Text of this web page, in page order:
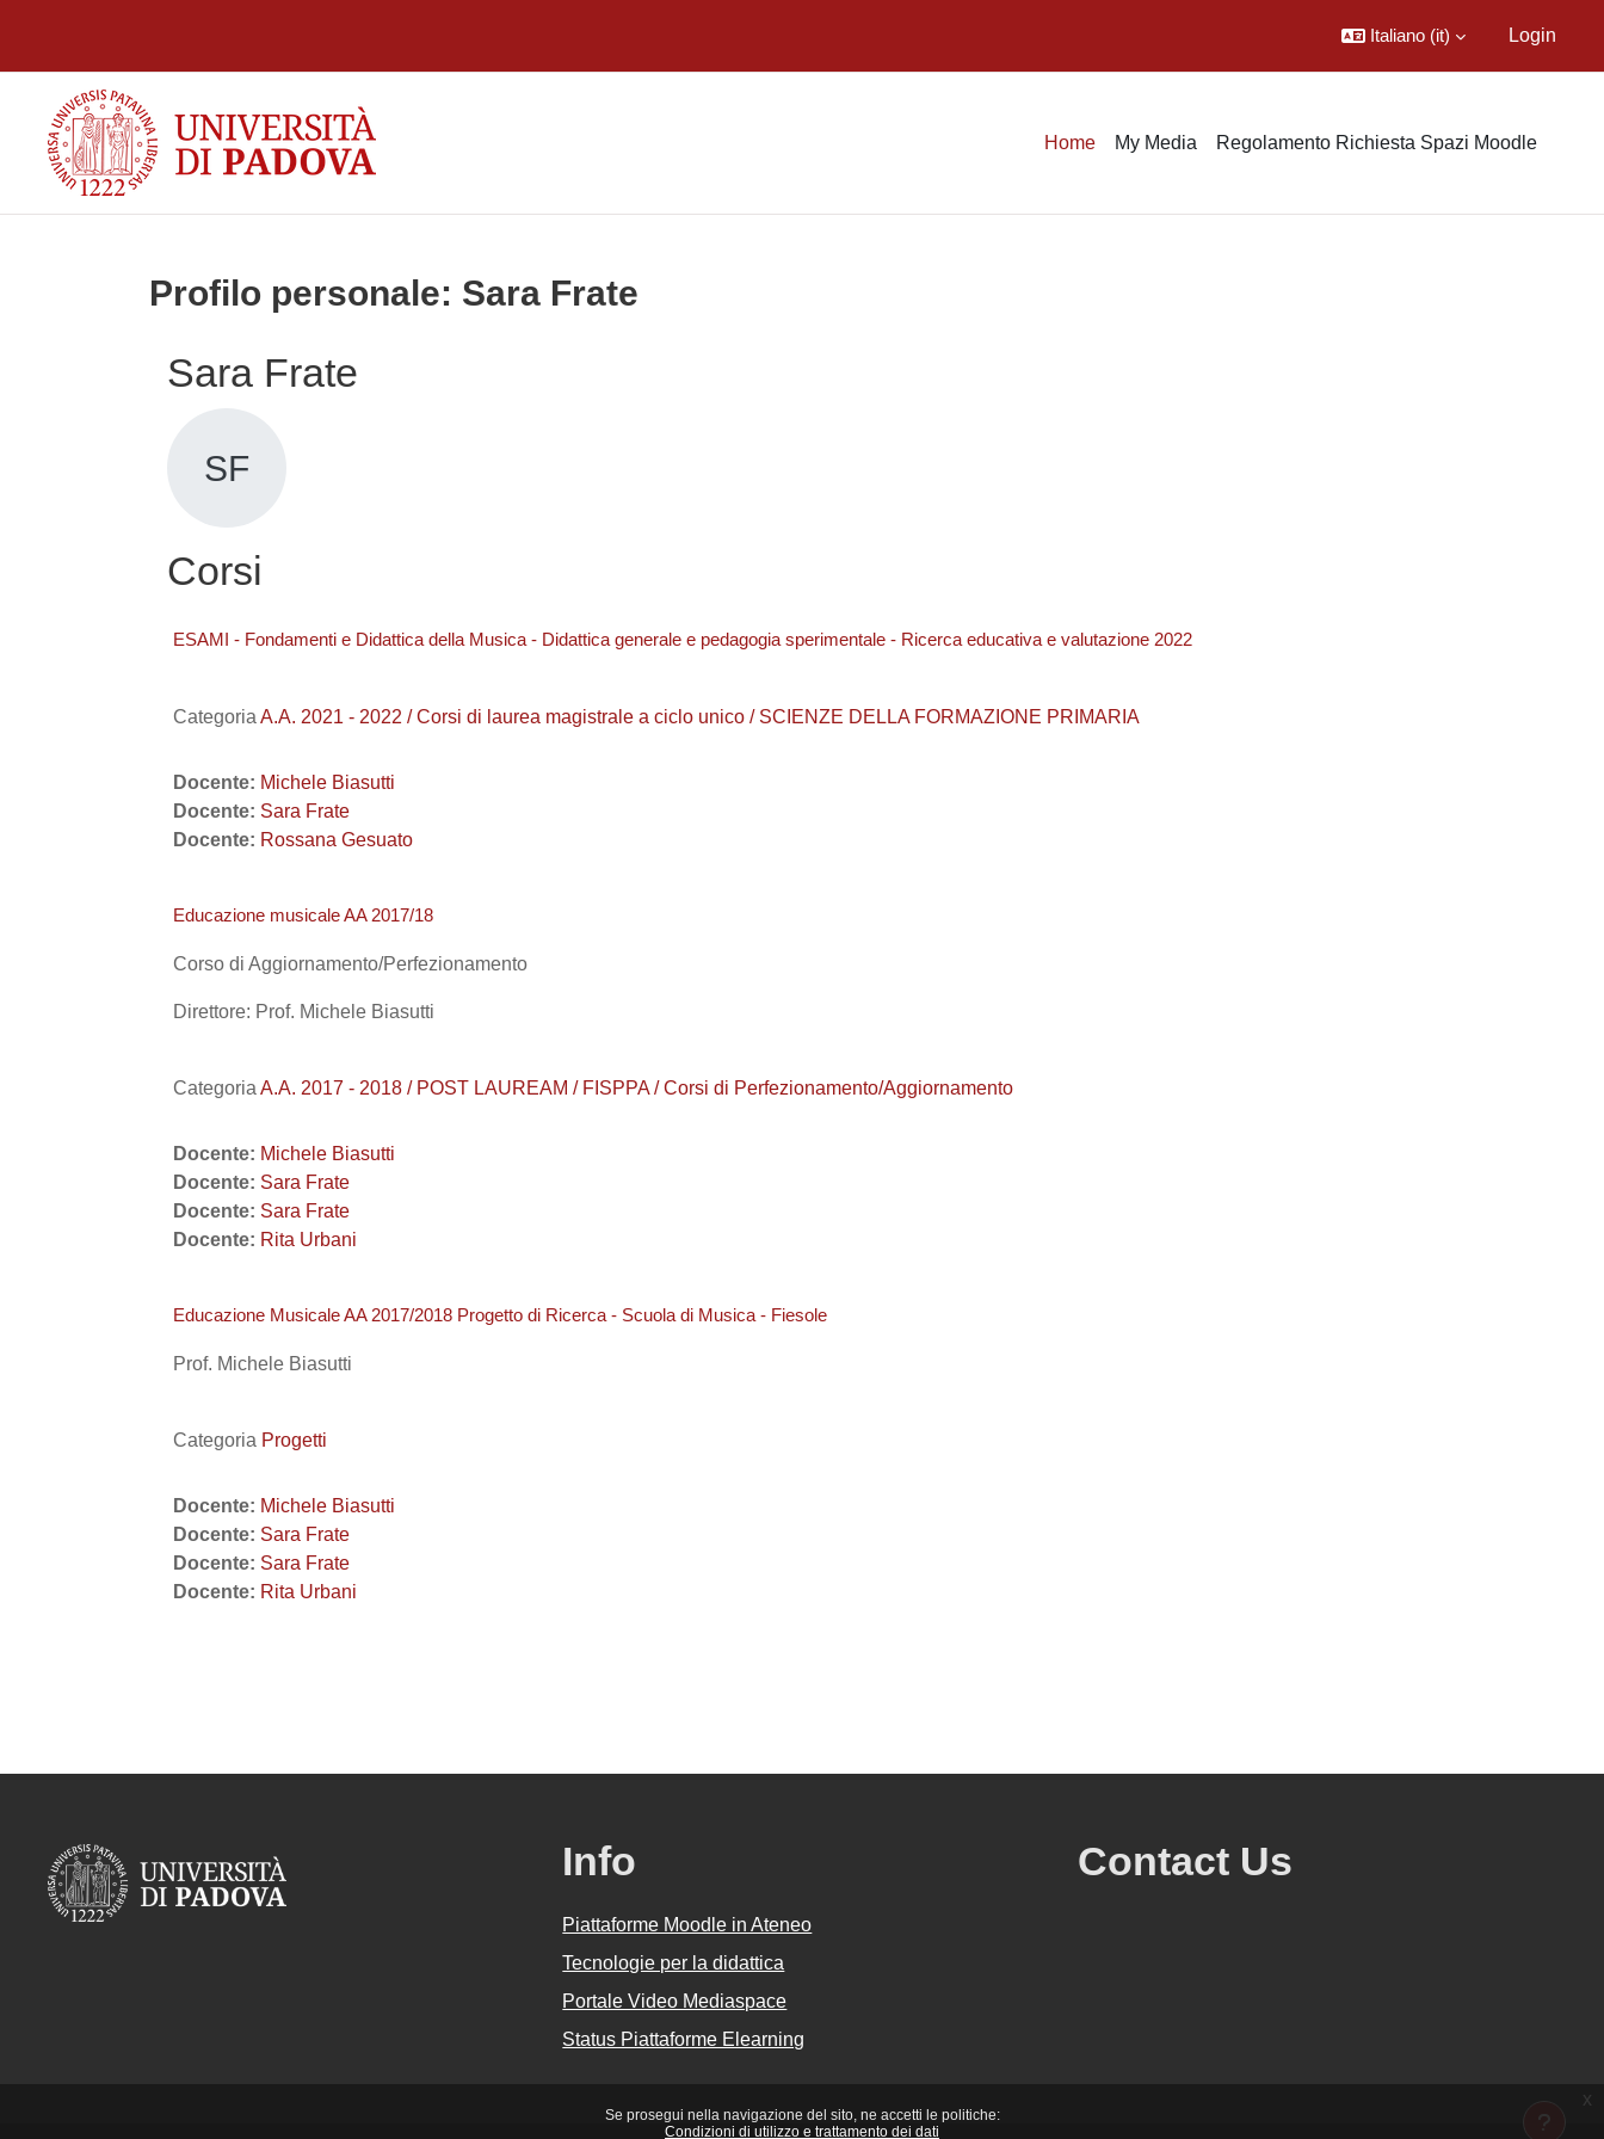
Se prosegui nella navigazione del sito, ne accetti le politiche:
Condizioni di utilizzo e trattamento dei dati
x
Italiano ‎(it)‎ Login
Home My Media Regolamento Richiesta Spazi Moodle
Profilo personale: Sara Frate
Sara Frate
SF
Corsi
ESAMI - Fondamenti e Didattica della Musica - Didattica generale e pedagogia sperimentale - Ricerca educativa e valutazione 2022
Categoria A.A. 2021 - 2022 / Corsi di laurea magistrale a ciclo unico / SCIENZE DELLA FORMAZIONE PRIMARIA
Docente: Michele Biasutti
Docente: Sara Frate
Docente: Rossana Gesuato
Educazione musicale AA 2017/18
Corso di Aggiornamento/Perfezionamento
Direttore: Prof. Michele Biasutti
Categoria A.A. 2017 - 2018 / POST LAUREAM / FISPPA / Corsi di Perfezionamento/Aggiornamento
Docente: Michele Biasutti
Docente: Sara Frate
Docente: Sara Frate
Docente: Rita Urbani
Educazione Musicale AA 2017/2018 Progetto di Ricerca - Scuola di Musica - Fiesole
Prof. Michele Biasutti
Categoria Progetti
Docente: Michele Biasutti
Docente: Sara Frate
Docente: Sara Frate
Docente: Rita Urbani
Info
Piattaforme Moodle in Ateneo
Tecnologie per la didattica
Portale Video Mediaspace
Status Piattaforme Elearning
Contact Us